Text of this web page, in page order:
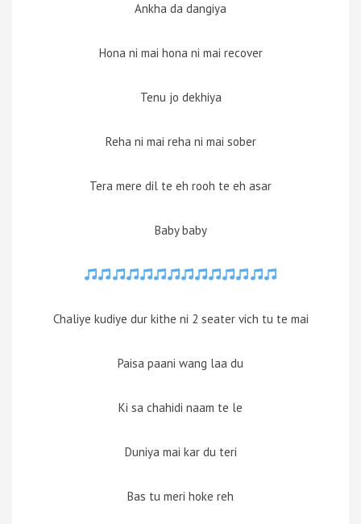
Ankha da dangiya
Hona ni mai hona ni mai recover
Tenu jo dekhiya
Reha ni mai reha ni mai sober
Tera mere dil te eh rooh te eh asar
Baby baby
Chaliye kudiye dur kithe ni 2 seater vich tu te mai
Paisa paani wang laa du
Ki sa chahidi naam te le
Duniya mai kar du teri
Bas tu meri hoke reh